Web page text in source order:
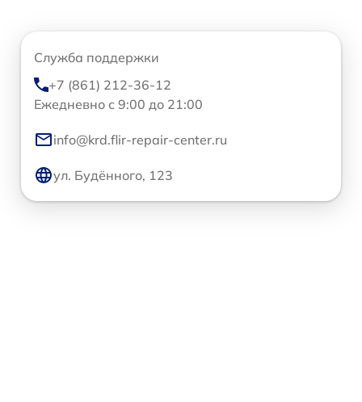
Служба поддержки
+7 (861) 212-36-12
Ежедневно с 9:00 до 21:00
info@krd.flir-repair-center.ru
ул. Будённого, 123